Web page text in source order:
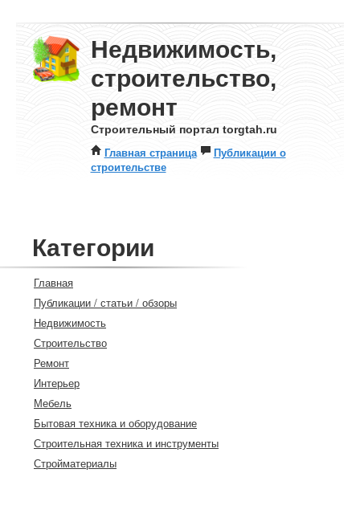
Недвижимость,
строительство,
ремонт
Строительный портал torgtah.ru
Главная страница
Публикации о
строительстве
Категории
Главная
Публикации / статьи / обзоры
Недвижимость
Строительство
Ремонт
Интерьер
Мебель
Бытовая техника и оборудование
Строительная техника и инструменты
Стройматериалы